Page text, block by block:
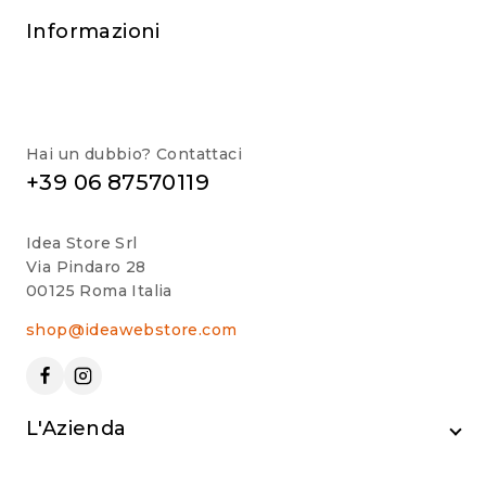
Informazioni
Hai un dubbio? Contattaci
+39 06 87570119
Idea Store Srl
Via Pindaro 28
00125 Roma Italia
shop@ideawebstore.com
L'Azienda